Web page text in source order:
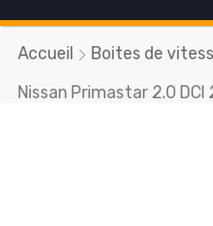
Accueil Boites de
Nissan Primastar 2.0